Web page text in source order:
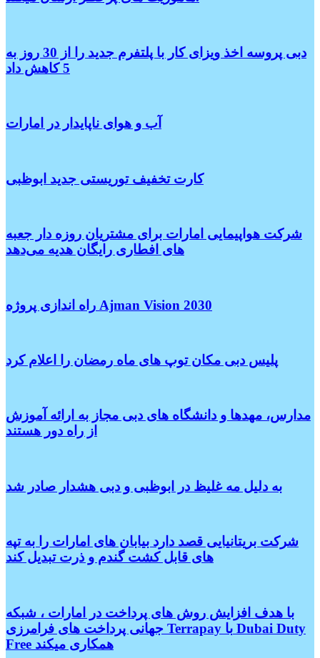
دبی پروسه اخذ ویزای کار با پلتفرم جدید را از 30 روز به
5 کاهش داد
آب و هوای ناپایدار در امارات
کارت تخفیف توریستی جدید ابوظبی
شرکت هواپیمایی امارات برای مشتریان روزه دار جعبه
های افطاری رایگان هدیه می‌دهد
راه اندازی پروژه Ajman Vision 2030
پلیس دبی مکان توپ های ماه رمضان را اعلام کرد
مدارس، مهدها و دانشگاه های دبی مجاز به ارائه آموزش
از راه دور هستند
به دلیل مه غلیظ در ابوظبی و دبی هشدار صادر شد
شرکت بریتانیایی قصد دارد بیابان های امارات را به تپه
های قابل کشت گندم و ذرت تبدیل کند
با هدف افزایش روش های پرداخت در امارات ، شبکه
جهانی پرداخت های فرامرزی Terrapay با Dubai Duty
Free همکاری میکند